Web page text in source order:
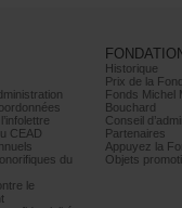
Historique
Bouchard
Partenaires